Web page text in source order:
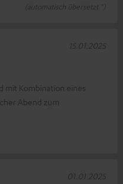
(automatisch übersetzt *)
mit Kombination eines
Abend zum
15.01.2025
01.01.2025